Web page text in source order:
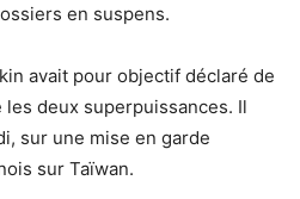
en suspens.
avait pour objectif déclaré de
deux superpuissances. Il
sur une mise en garde
sur Taïwan.